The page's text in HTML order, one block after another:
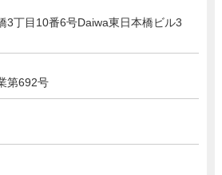
3丁目10番6号Daiwa東日本橋ビル3
第692号